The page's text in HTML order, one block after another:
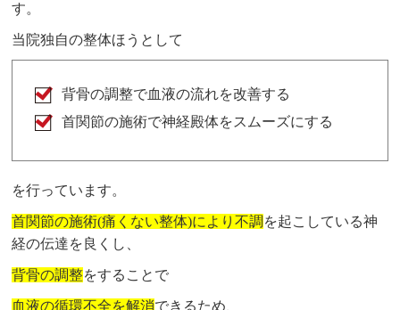
す。
当院独自の整体ほうとして
背骨の調整で血液の流れを改善する
首関節の施術で神経殿体をスムーズにする
を行っています。
首関節の施術(痛くない整体)により不調 を起こしている神
経の伝達を良くし、
背骨の調整をすることで
血液の循環不全を解消できるため、